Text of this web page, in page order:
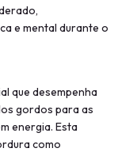
e mental durante o
que desempenha
gordos para as
energia. Esta
como